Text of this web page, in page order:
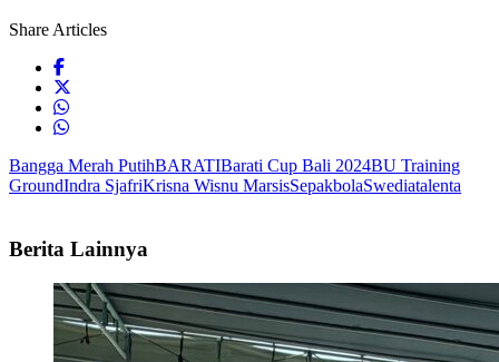
Share Articles
Bangga Merah PutihBARATIBarati Cup Bali 2024BU Training
GroundIndra SjafriKrisna Wisnu MarsisSepakbolaSwediatalenta
Berita Lainnya